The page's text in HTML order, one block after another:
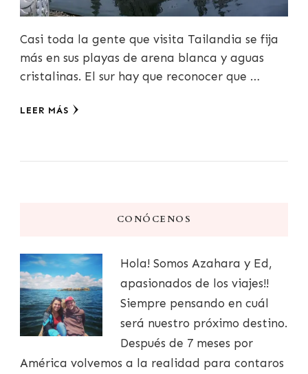
Casi toda la gente que visita Tailandia se fija
más en sus playas de arena blanca y aguas
cristalinas. El sur hay que reconocer que …
LEER MÁS
CONÓCENOS
Hola! Somos Azahara y Ed,
apasionados de los viajes!!
Siempre pensando en cuál
será nuestro próximo destino.
Después de 7 meses por
América volvemos a la realidad para contaros